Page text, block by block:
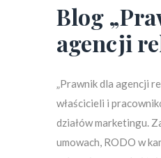
Blog
agencji
„Prawnik dla agencji
właścicieli i
działów marketingu.
umowach, RODO w